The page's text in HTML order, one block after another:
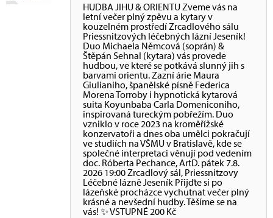
HUDBA JIHU & ORIENTU Zveme vás na
letní večer plný zpěvu a kytary v
kouzelném prostředí Zrcadlového sálu
Priessnitzových léčebných lázní Jeseník!
Duo Michaela Němcová (soprán) &
Štěpán Sehnal (kytara) vás provede
hudbou, ve které se potkává slunný jih s
barvami orientu. Zazní árie Maura
Giulianiho, španělské písně Federica
Morena Torroby i hypnotická kytarová
suita Koyunbaba Carla Domeniconiho,
inspirovaná tureckým pobřežím. Duo
vzniklo v roce 2023 na kroměřížské
konzervatoři a dnes oba umělci pokračují
ve studiích na VŠMU v Bratislavě, kde se
společné interpretaci věnují pod vedením
doc. Róberta Pechance, ArtD. pátek 7.8.
2026 19:00 Zrcadlový sál, Priessnitzovy
Léčebné lázně Jeseník Přijďte si po
lázeňské procházce vychutnat večer plný
krásné a nevšední hudby. Těšíme se na
vás! ✨ VSTUPNÉ 200 Kč